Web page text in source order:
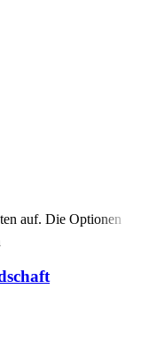
auf. Die Optionen